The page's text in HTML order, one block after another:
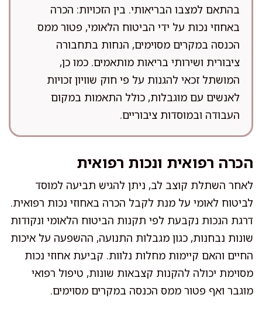
בהתאם למצבו הבריאותי. בין הזכויות: הכרה
באחוזי נכות על ידי הביטוח הלאומי, פטור ממס
הכנסה במקרים מסוימים, הנחות בתחבורה
ציבורית ושירותי בריאות מותאמים. כמו כן,
המושתל זכאי להגנות על פי חוק שוויון זכויות
לאנשים עם מוגבלות, כולל התאמות במקום
העבודה ובמוסדות ציבוריים.
הכרה רפואית ונכות רפואית
לאחר השתלת קוצב לב, ניתן להגיש תביעה למוסד
לביטוח לאומי על מנת לקבל הכרה באחוזי נכות רפואית.
דרגת הנכות נקבעת לפי תקנות הביטוח הלאומי ונקודות
שונות נבחנות, כגון מגבלות התנועה, ההשפעה על איכות
החיים והאם קיימות מחלות נלוות. קביעת אחוזי נכות
מסוימת יכולה להקנות קצבאות שונות, טיפול רפואי
מוגבר ואף פטור ממס הכנסה במקרים מסוימים.